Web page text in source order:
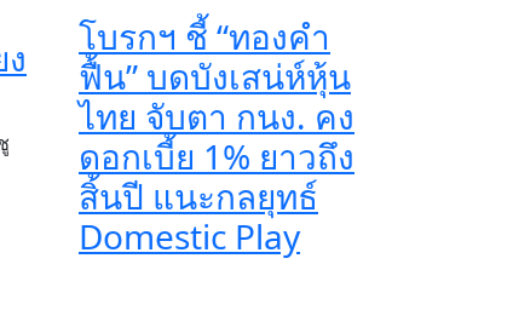
โบรกฯ ชี้ “ทองคำ
ฟื้น” บดบังเสน่ห์หุ้น
ไทย จับตา กนง. คง
ดอกเบี้ย 1% ยาวถึง
สิ้นปี แนะกลยุทธ์
Domestic Play